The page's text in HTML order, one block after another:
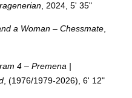
, 2024, 5' 35"
a Woman – Chessmate
4 – Premena |
, (1976/1979-2026), 6' 12"